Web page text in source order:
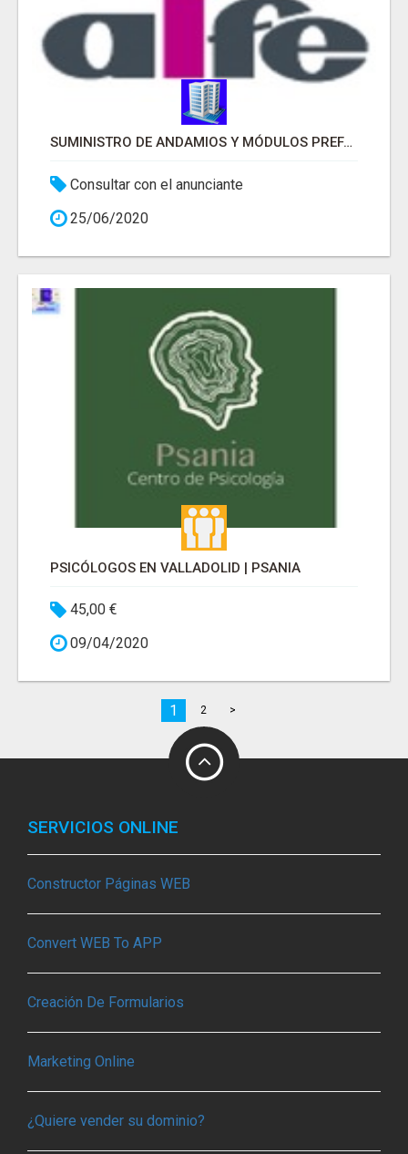
SUMINISTRO DE ANDAMIOS Y MÓDULOS PREFABRICADOS
Consultar con el anunciante
25/06/2020
PSICÓLOGOS EN VALLADOLID | PSANIA
45,00 €
09/04/2020
1 2 >
SERVICIOS ONLINE
Constructor Páginas WEB
Convert WEB To APP
Creación De Formularios
Marketing Online
¿Quiere vender su dominio?